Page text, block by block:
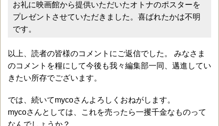
お礼に映画館から提供いただいたオトナのポスターを
プレゼントさせていただきました。喜ばれたかは不明
です。
以上、読者の皆様のコメントにご返信でした。 みなさま
のコメントを糧にして今後も我々編集部一同、邁進してい
きたい所存でございます。
では、続いてmycoさんよろしくおねがします。
mycoさんとしては、これを売ったら一攫千金なものって
なんでしょうか？